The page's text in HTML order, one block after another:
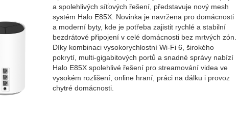
a spolehlivých síťových řešení, představuje nový mesh
systém Halo E85X. Novinka je navržena pro domácnosti
a moderní byty, kde je potřeba zajistit rychlé a stabilní
bezdrátové připojení v celé domácnosti bez mrtvých zón.
Díky kombinaci vysokorychlostní Wi-Fi 6, širokého
pokrytí, multi-gigabitových portů a snadné správy nabízí
Halo E85X spolehlivé řešení pro streamování videa ve
vysokém rozlišení, online hraní, práci na dálku i provoz
chytré domácnosti.